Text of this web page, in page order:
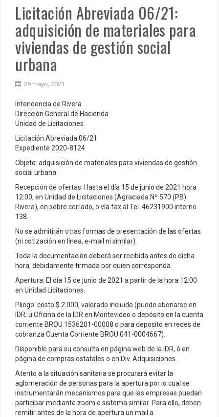
Licitación Abreviada 06/21:
adquisición de materiales para
viviendas de gestión social
urbana
26 mayo, 2021
Intendencia de Rivera
Dirección General de Hacienda
Unidad de Licitaciones
Licitación Abreviada 06/21
Expediente 2020-8124
Objeto: adquisición de materiales para viviendas de gestión
social urbana
Recepción de ofertas: Hasta el día 15 de junio de 2021 hora
12.00, en Unidad de Licitaciones (Agraciada Nº 570 (PB)
Rivera), en sobre cerrado, o vía fax al Tel. 46231900 interno
138.
No se admitirán otras formas de presentación de las ofertas
(ni cotización en línea, e-mail ni similar).
Toda la documentación deberá ser recibida antes de dicha
hora, debidamente firmada por quien corresponda.
Apertura: El día 15 de junio de 2021 a partir de la hora 12:00
en Unidad Licitaciones.
Pliego: costo $ 2.000, valorado incluido (puede abonarse en
IDR; u Oficina de la IDR en Montevideo o depósito en la cuenta
corriente BROU 1536201-00008 o para deposito en redes de
cobranza Cuenta Corriente BROU 041-0004667).
Disponible para su consulta en página web de la IDR, ó en
página de compras estatales o en Div. Adquisiciones.
Atento a la situación sanitaria se procurará evitar la
aglomeración de personas para la apertura por lo cual se
instrumentarán mecanismos para que las empresas puedan
participar mediante zoom o sistema similar. Para ello, deben
remitir antes de la hora de apertura un mail a